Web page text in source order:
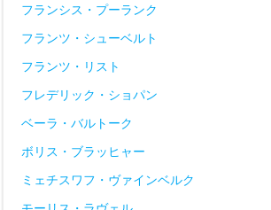
フランシス・プーランク
フランツ・シューベルト
フランツ・リスト
フレデリック・ショパン
ベーラ・バルトーク
ボリス・ブラッヒャー
ミェチスワフ・ヴァインベルク